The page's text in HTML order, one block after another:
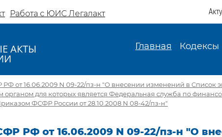
Работа с ЮИС Легалакт
АКТЫ Главная Кодексы
от 16.06.2009 N 09-22/пз-н "О внесении изменений в Список
органом для которых является Федеральная служба по
ФСФР России от 28.10.2008 N 08-42/пз-н"
РФ от 16.06.2009 N 09-22/пз-н "О